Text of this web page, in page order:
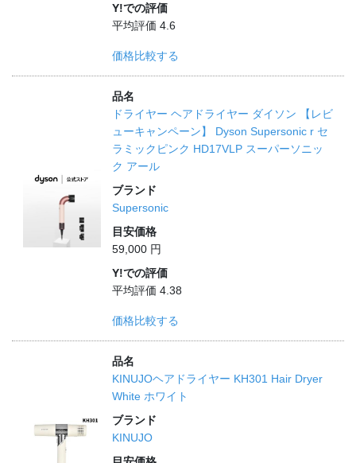
Y!での評価
平均評価 4.6
価格比較する
品名
ドライヤー ヘアドライヤー ダイソン 【レビ
ューキャンペーン】 Dyson Supersonic r セ
ラミックピンク HD17VLP スーパーソニッ
ク アール
ブランド
Supersonic
目安価格
59,000 円
Y!での評価
平均評価 4.38
価格比較する
品名
KINUJOヘアドライヤー KH301 Hair Dryer
White ホワイト
ブランド
KINUJO